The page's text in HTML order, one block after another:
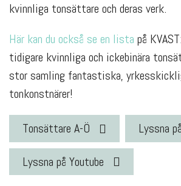
kvinnliga tonsättare och deras verk.
Här kan du också se en lista på
tidigare kvinnliga och ickebinära
stor samling fantastiska,
tonkonstnärer!
Tonsättare A-Ö Lyssna
Lyssna på Youtube